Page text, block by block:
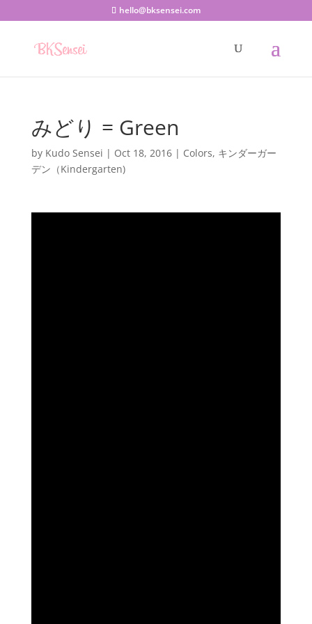
hello@bksensei.com
みどり = Green
by Kudo Sensei | Oct 18, 2016| Colors, キンダーガー
デン（Kindergarten)